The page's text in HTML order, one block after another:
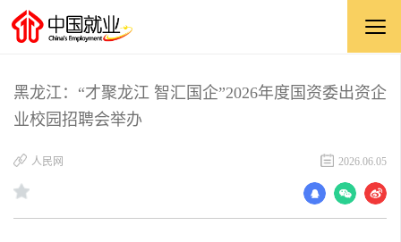
黑龙江：“才聚龙江 智汇国企”2026年度国资委出资企
业校园招聘会举办
​人民网 2026.06.05